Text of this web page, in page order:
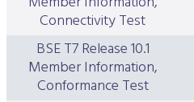
Connectivity Test
BSE T7 Release 10.1
Member Information,
Conformance Test